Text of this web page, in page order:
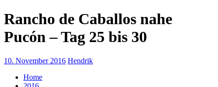
Rancho de Caballos nahe
Pucón – Tag 25 bis 30
10. November 2016 Hendrik
Home